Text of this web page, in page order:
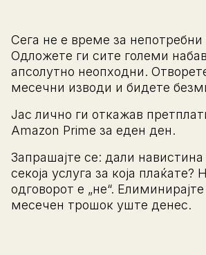
Сега не е време за
Одложете ги сите големи
апсолутно неопходни.
месечни изводи и бидете
Јас лично ги откажав
Amazon Prime за еден ден.
Запрашајте се: дали навистина
секоја услуга за која плаќате?
одговорот е „не“.
месечен трошок уште денес.